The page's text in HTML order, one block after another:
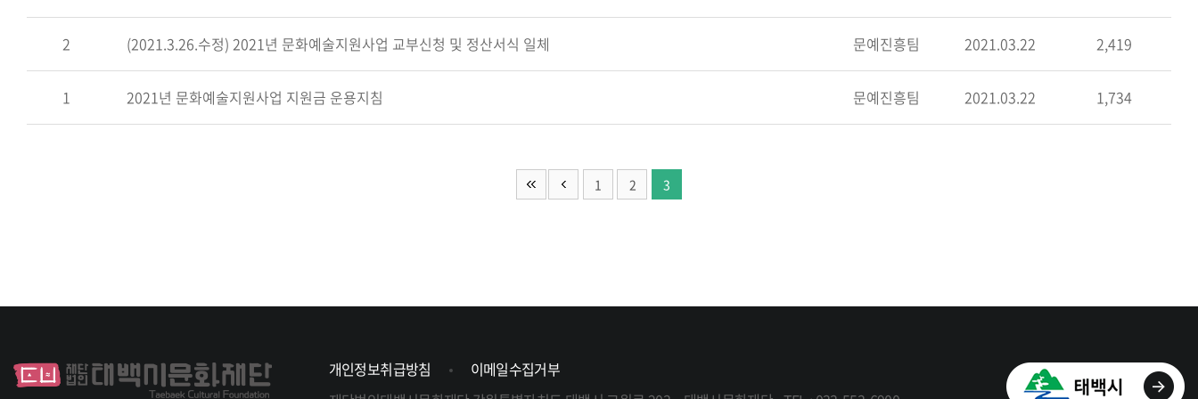
2 (2021.3.26.수정) 2021년 문화예술지원사업 교부신청 및 정산서식 일체 문예진흥팀 2021.03.22 2,419
1 2021년 문화예술지원사업 지원금 운용지침 문예진흥팀 2021.03.22 1,734
1 2 3
개인정보취급방침
이메일수집거부